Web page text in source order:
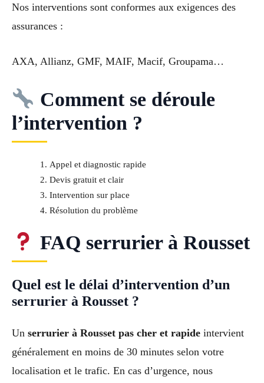
Nos interventions sont conformes aux exigences des
assurances :
AXA, Allianz, GMF, MAIF, Macif, Groupama…
Comment se déroule
l’intervention ?
Appel et diagnostic rapide
Devis gratuit et clair
Intervention sur place
Résolution du problème
FAQ serrurier à Rousset
Quel est le délai d’intervention d’un
serrurier à Rousset ?
Un serrurier à Rousset pas cher et rapide intervient
généralement en moins de 30 minutes selon votre
localisation et le trafic. En cas d’urgence, nous